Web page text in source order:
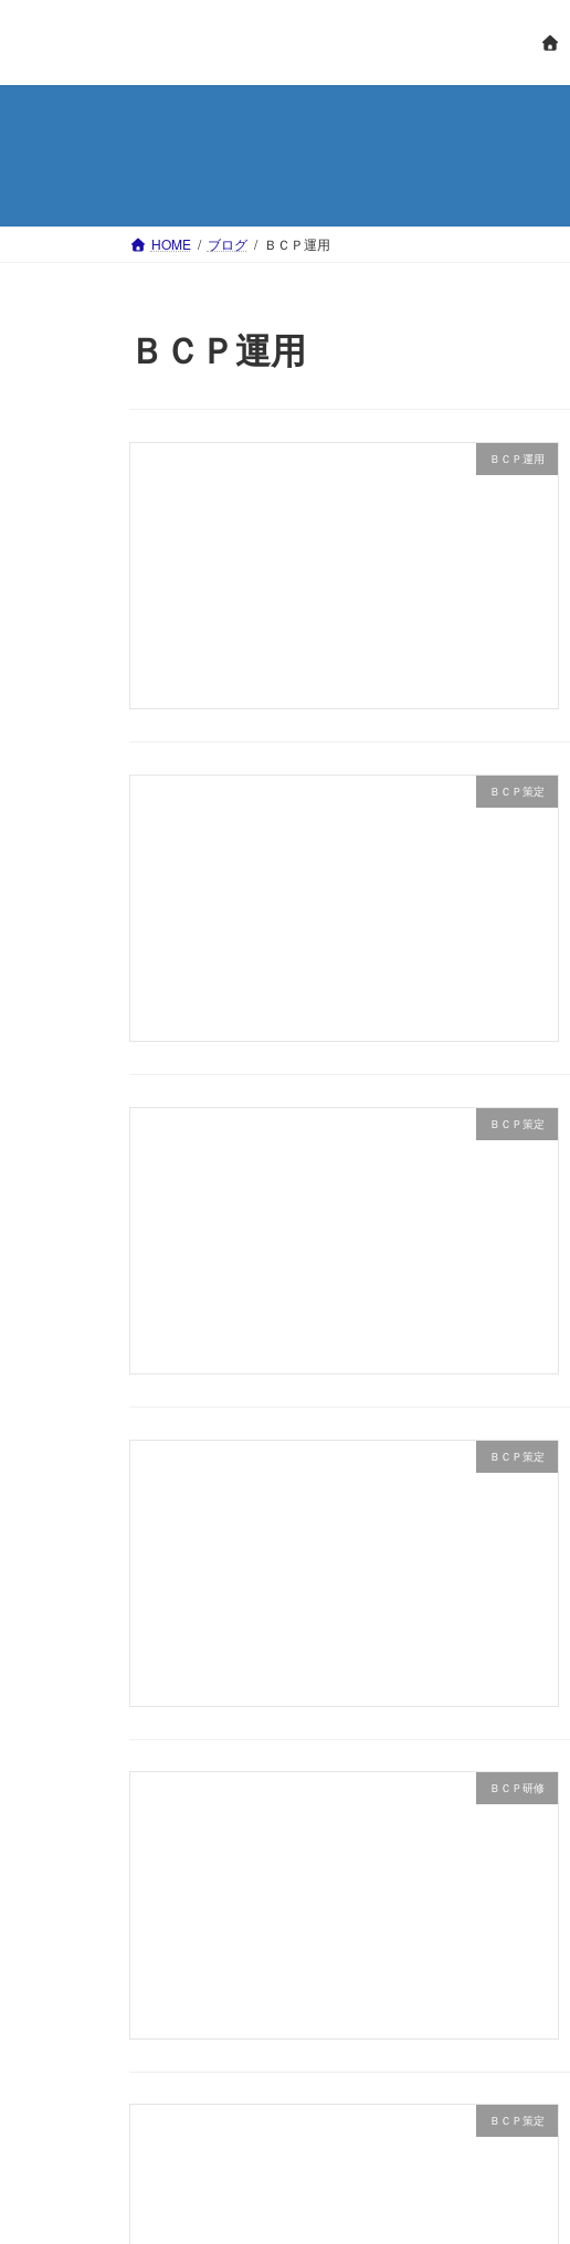
ン
ッ
ー
移
HOME ブログ ＢＣＰ運用
ＢＣＰ運用
ＢＣＰ運用
ＢＣＰ策定
ＢＣＰ策定
ＢＣＰ策定
ＢＣＰ研修
ＢＣＰ策定